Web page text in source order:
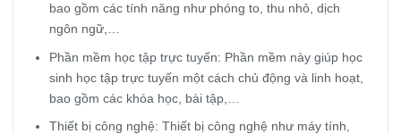
bao gồm các tính năng như phóng to, thu nhỏ, dịch
ngôn ngữ,…
Phần mềm học tập trực tuyến: Phần mềm này giúp học
sinh học tập trực tuyến một cách chủ động và linh hoạt,
bao gồm các khóa học, bài tập,…
Thiết bị công nghệ: Thiết bị công nghệ như máy tính,